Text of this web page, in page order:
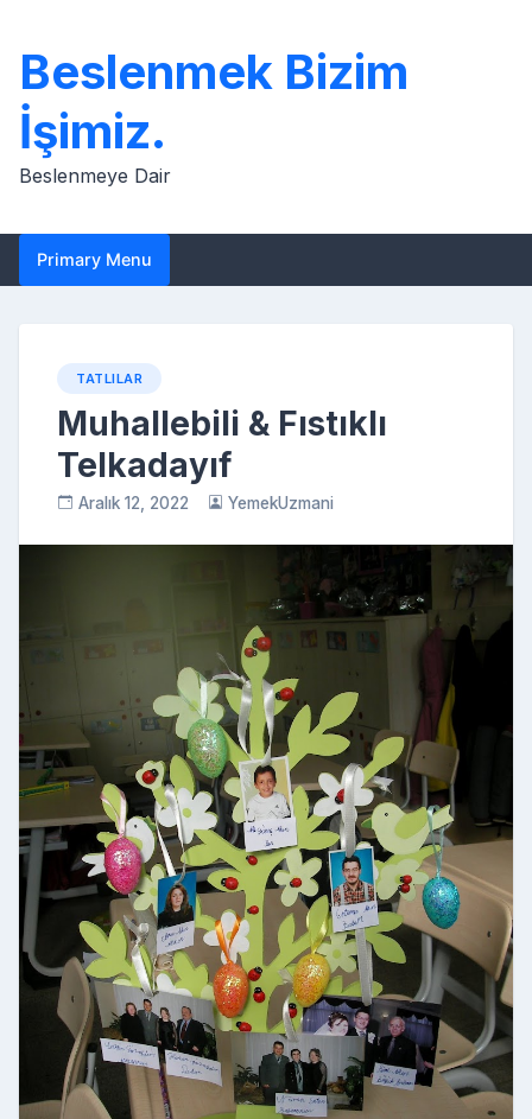
content
Beslenmek Bizim
İşimiz.
Beslenmeye Dair
Primary Menu
TATLILAR
Muhallebili & Fıstıklı
Telkadayıf
Aralık 12, 2022 YemekUzmani